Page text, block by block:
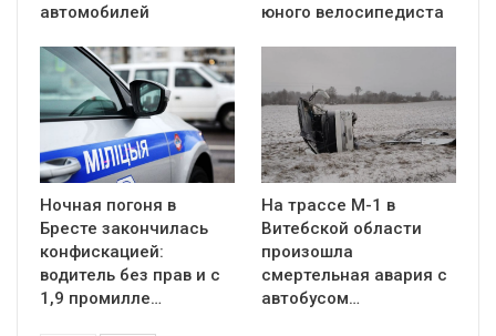
автомобилей
юного велосипедиста
Ночная погоня в
Бресте закончилась
конфискацией:
водитель без прав и с
1,9 промилле…
На трассе М-1 в
Витебской области
произошла
смертельная авария с
автобусом…